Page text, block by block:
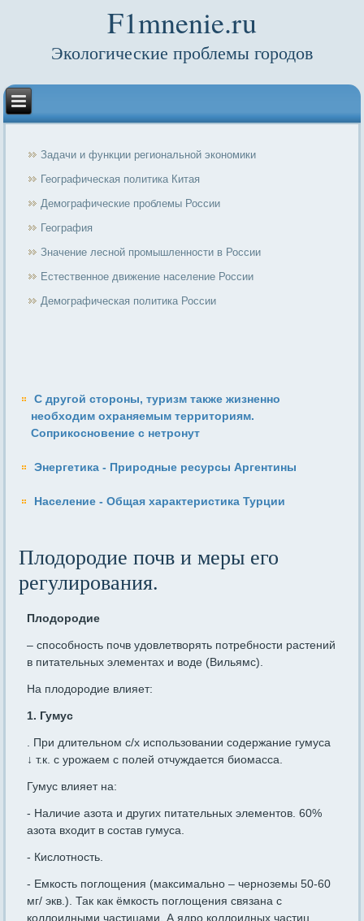
F1mnenie.ru
Экологические проблемы городов
Задачи и функции региональной экономики
Географическая политика Китая
Демографические проблемы России
География
Значение лесной промышленности в России
Естественное движение население России
Демографическая политика России
С другой стороны, туризм также жизненно
необходим охраняемым территориям.
Соприкосновение с нетронут
Энергетика - Природные ресурсы Аргентины
Население - Общая характеристика Турции
Плодородие почв и меры его
регулирования.
Плодородие
– способность почв удовлетворять потребности растений
в питательных элементах и воде (Вильямс).
На плодородие влияет:
1. Гумус
. При длительном с/х использовании содержание гумуса
↓ т.к. с урожаем с полей отчуждается биомасса.
Гумус влияет на:
- Наличие азота и других питательных элементов. 60%
азота входит в состав гумуса.
- Кислотность.
- Емкость поглощения (максимально – черноземы 50-60
мг/ экв.). Так как ёмкость поглощения связана с
коллоидными частицами. А ядро коллоидных частиц